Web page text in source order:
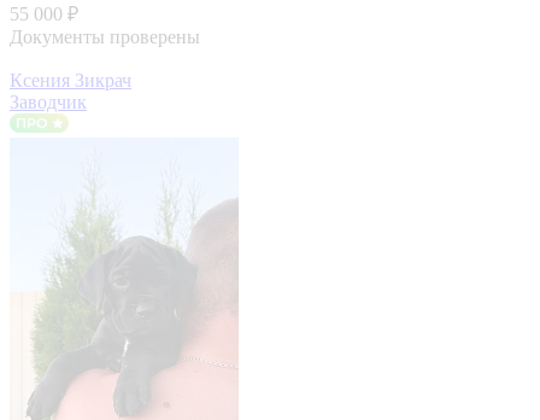
55 000 ₽
Документы проверены
Ксения Зикрач
Заводчик